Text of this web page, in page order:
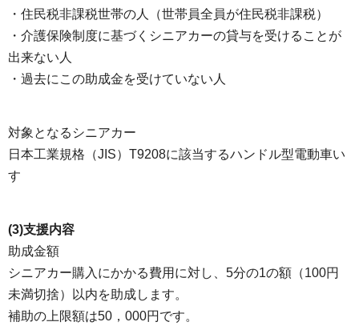
・住民税非課税世帯の人（世帯員全員が住民税非課税）
・介護保険制度に基づくシニアカーの貸与を受けることが
出来ない人
・過去にこの助成金を受けていない人
対象となるシニアカー
日本工業規格（JIS）T9208に該当するハンドル型電動車い
す
(3)支援内容
助成金額
シニアカー購入にかかる費用に対し、5分の1の額（100円
未満切捨）以内を助成します。
補助の上限額は50，000円です。